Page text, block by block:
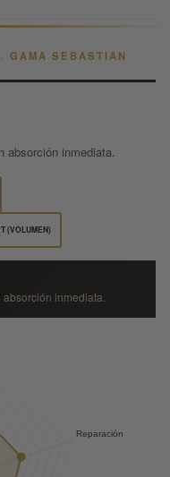
GAMA SEBASTIAN
absorción inmediata.
(VOLUMEN)
inmediata.